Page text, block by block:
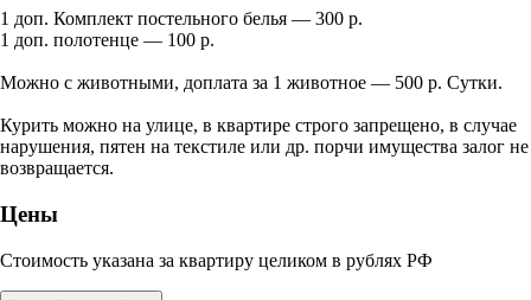
1 доп. Комплект постельного белья — 300 р.
1 доп. полотенце — 100 р.
Можно с животными, доплата за 1 животное — 500 р. Сутки.
Курить можно на улице, в квартире строго запрещено, в случае
нарушения, пятен на текстиле или др. порчи имущества залог не
возвращается.
Цены
Стоимость указана за квартиру целиком в рублях РФ